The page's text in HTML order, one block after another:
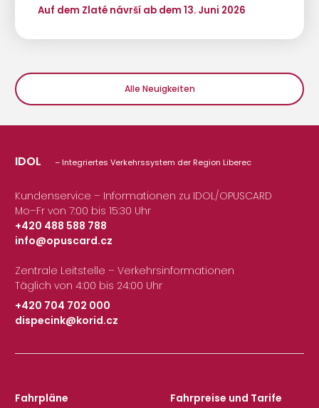
Auf dem Zlaté návrší ab dem 13. Juni 2026
Alle Neuigkeiten
IDOL – Integriertes Verkehrssystem der Region Liberec
Kundenservice – Informationen zu IDOL/OPUSCARD
Mo–Fr von 7:00 bis 15:30 Uhr
+420 488 588 788
|
info@opuscard.cz
Zentrale Leitstelle – Verkehrsinformationen
Täglich von 4:00 bis 24:00 Uhr
+420 704 702 000
|
dispecink@korid.cz
Fahrpläne
Fahrpreise und Tarife